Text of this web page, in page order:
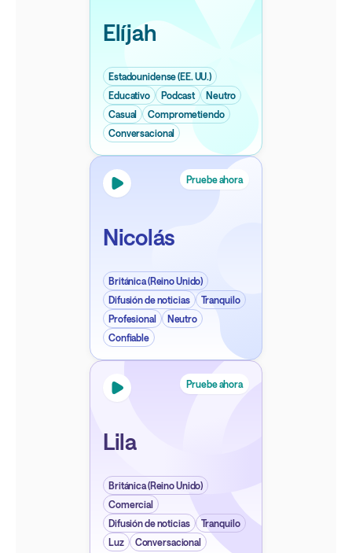
Elíjah
Estadounidense (EE. UU.)
Educativo
Podcast
Neutro
Casual
Comprometiendo
Conversacional
Pruebe ahora
Nicolás
Británica (Reino Unido)
Difusión de noticias
Tranquilo
Profesional
Neutro
Confiable
Pruebe ahora
Lila
Británica (Reino Unido)
Comercial
Difusión de noticias
Tranquilo
Luz
Conversacional